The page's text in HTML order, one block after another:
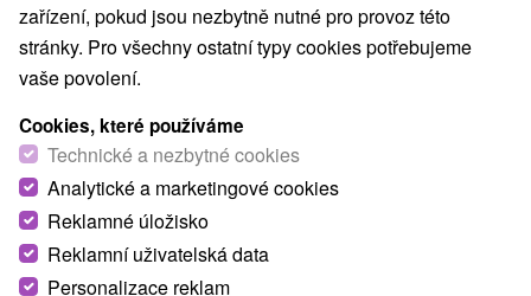
zařízení, pokud jsou nezbytně nutné pro provoz této
stránky. Pro všechny ostatní typy cookies potřebujeme
vaše povolení.
Cookies, které používáme
Technické a nezbytné cookies
Analytické a marketingové cookies
Reklamné úložisko
Reklamní uživatelská data
Personalizace reklam